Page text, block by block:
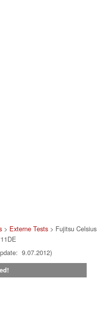
> Externe Tests> Fujitsu Celsius
9.07.2012)